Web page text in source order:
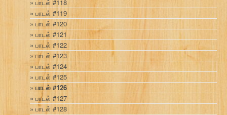
பாடல் #118
பாடல் #119
பாடல் #120
பாடல் #121
பாடல் #122
பாடல் #123
பாடல் #124
பாடல் #125
பாடல் #126
பாடல் #127
பாடல் #128